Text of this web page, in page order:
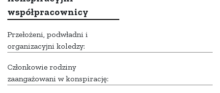
współpracownicy
Przełożeni, podwładni i
organizacyjni koledzy:
Członkowie rodziny
zaangażowani w konspirację: